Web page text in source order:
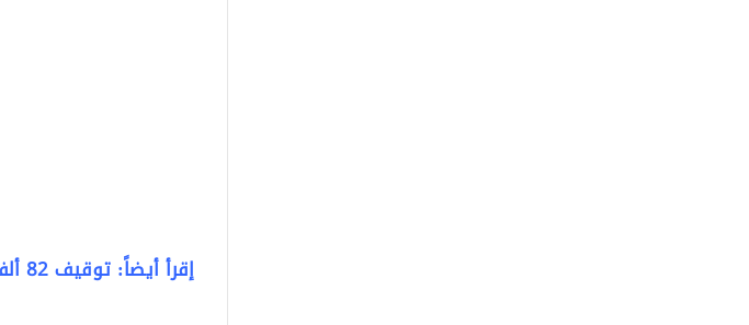
إقرأ أيضاً: توقيف 82 ألف كملك للسوريين في إسطنيول .. ما القصة؟!